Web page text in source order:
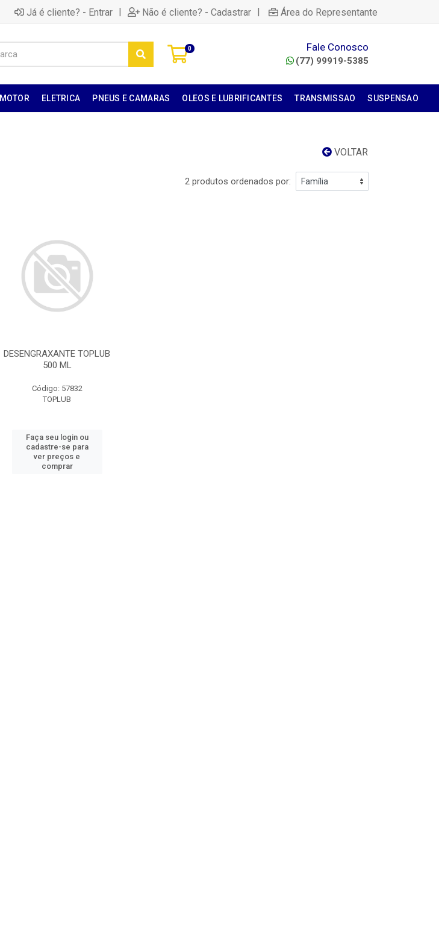
Já é cliente? - Entrar | Não é cliente? - Cadastrar | Área do Representante
0 Fale Conosco
(77) 99919-5385
MOTOR ELETRICA PNEUS E CAMARAS OLEOS E LUBRIFICANTES TRANSMISSAO SUSPENSAO
VOLTAR
2 produtos ordenados por:
DESENGRAXANTE TOPLUB
500 ML
Código: 57832
TOPLUB
Faça seu login ou
cadastre-se para
ver preços e
comprar